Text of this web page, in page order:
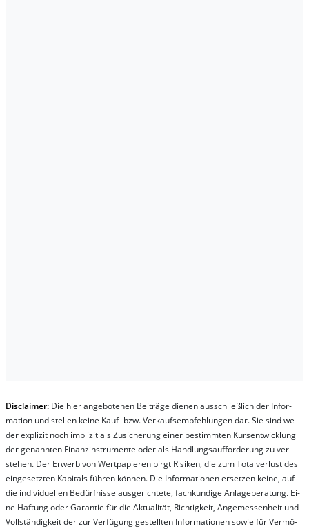
Dis­clai­mer: Die hier an­ge­bo­te­nen Bei­trä­ge die­nen aus­schließ­lich der In­for­
ma­t­ion und stel­len kei­ne Kauf- bzw. Ver­kaufs­em­pfeh­lung­en dar. Sie sind we­
der ex­pli­zit noch im­pli­zit als Zu­sich­er­ung ei­ner be­stim­mt­en Kurs­ent­wick­lung
der ge­nan­nt­en Fi­nanz­in­stru­men­te oder als Handl­ungs­auf­for­der­ung zu ver­
steh­en. Der Er­werb von Wert­pa­pier­en birgt Ri­si­ken, die zum To­tal­ver­lust des
ein­ge­setz­ten Ka­pi­tals füh­ren kön­nen. Die In­for­ma­tion­en er­setz­en kei­ne, auf
die in­di­vi­du­el­len Be­dür­fnis­se aus­ge­rich­te­te, fach­kun­di­ge An­la­ge­be­ra­tung. Ei­
ne Haf­tung oder Ga­ran­tie für die Ak­tu­ali­tät, Rich­tig­keit, An­ge­mes­sen­heit und
Vol­lständ­ig­keit der zur Ver­fü­gung ge­stel­lt­en In­for­ma­tion­en so­wie für Ver­mö­